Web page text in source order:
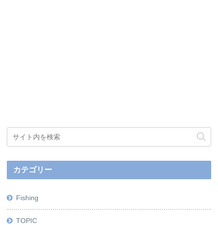
カテゴリー
Fishing
TOPIC